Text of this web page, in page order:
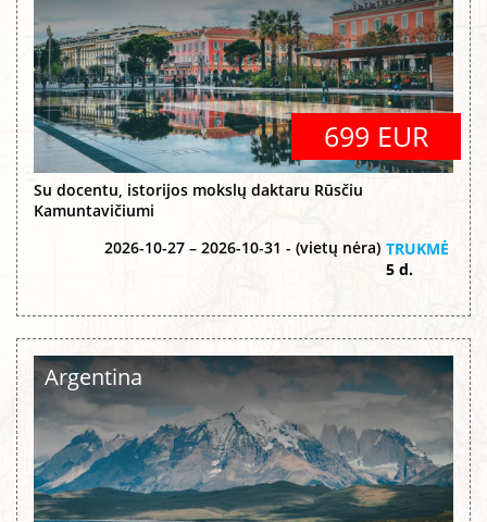
699 EUR
Su docentu, istorijos mokslų daktaru Rūsčiu
Kamuntavičiumi
2026-10-27 – 2026-10-31 - (vietų nėra) TRUKMĖ
5 d.
Argentina